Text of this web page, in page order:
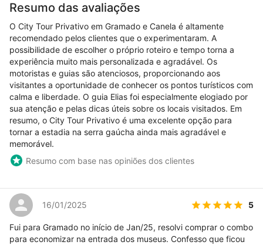
Resumo das avaliações
O City Tour Privativo em Gramado e Canela é altamente
recomendado pelos clientes que o experimentaram. A
possibilidade de escolher o próprio roteiro e tempo torna a
experiência muito mais personalizada e agradável. Os
motoristas e guias são atenciosos, proporcionando aos
visitantes a oportunidade de conhecer os pontos turísticos com
calma e liberdade. O guia Elias foi especialmente elogiado por
sua atenção e pelas dicas úteis sobre os locais visitados. Em
resumo, o City Tour Privativo é uma excelente opção para
tornar a estadia na serra gaúcha ainda mais agradável e
memorável.
Resumo com base nas opiniões dos clientes
16/01/2025 5
Fui para Gramado no início de Jan/25, resolvi comprar o combo
para economizar na entrada dos museus. Confesso que ficou